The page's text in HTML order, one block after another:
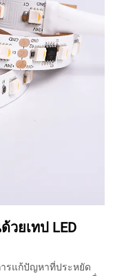
วยเทป LED
ารแก้ปัญหาที่ประหยัด